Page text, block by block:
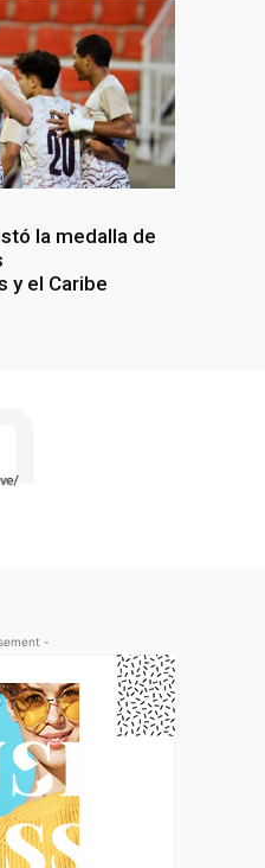
la medalla de
y el Caribe
-